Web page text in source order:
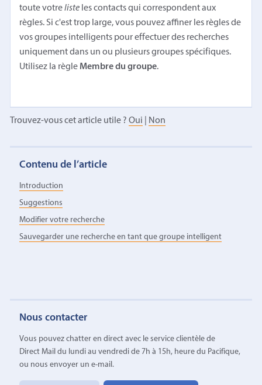
toute votreliste les contacts qui correspondent aux
règles. Si c'est trop large, vous pouvez affiner les règles de
vos groupes intelligents pour effectuer des recherches
uniquement dans un ou plusieurs groupes spécifiques.
Utilisez la règle Membre du groupe.
Trouvez-vous cet article utile ? Oui Non
Contenu de l’article
Introduction
Suggestions
Modifier votre recherche
Sauvegarder une recherche en tant que groupe intelligent
Nous contacter
Vous pouvez chatter en direct avec le service clientèle de
Direct Mail du lundi au vendredi de 7h à 15h, heure du Pacifique,
ou nous envoyer un e-mail.